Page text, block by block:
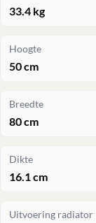
33.4 kg
Hoogte
50 cm
Breedte
80 cm
Dikte
16.1 cm
Uitvoering radiator